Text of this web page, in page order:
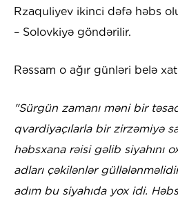
Rzaquliyev ikinci dəfə həbs
– Solovkiyə göndərilir.
Rəssam o ağır günləri belə
"Sürgün zamanı məni bir
qvardiyaçılarla bir zirzəmiyə
həbsxana rəisi gəlib siyahını
adları çəkilənlər
adım bu siyahıda yox idi.